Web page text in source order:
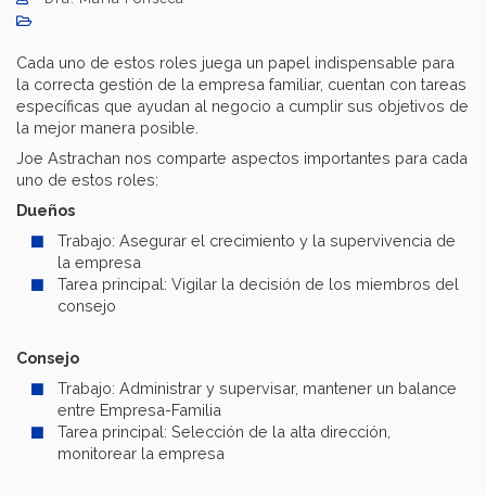
Cada uno de estos roles juega un papel indispensable para
la correcta gestión de la empresa familiar, cuentan con tareas
específicas que ayudan al negocio a cumplir sus objetivos de
la mejor manera posible.
Joe Astrachan nos comparte aspectos importantes para cada
uno de estos roles:
Dueños
Trabajo: Asegurar el crecimiento y la supervivencia de
la empresa
Tarea principal: Vigilar la decisión de los miembros del
consejo
Consejo
Trabajo: Administrar y supervisar, mantener un balance
entre Empresa-Familia
Tarea principal: Selección de la alta dirección,
monitorear la empresa